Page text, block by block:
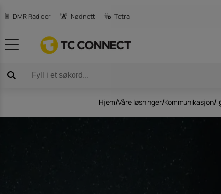
DMR Radioer Nødnett Tetra
Produktkataloger
Hjem/Våre løsninger/Kommunikasjon/